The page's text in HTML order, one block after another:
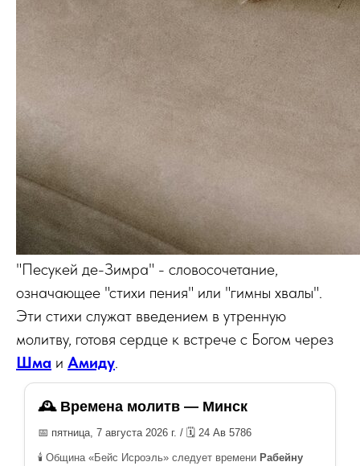
"Песукей де-Зимра" - словосочетание,
означающее "стихи пения" или "гимны хвалы".
Эти стихи служат введением в утренную
молитву, готовя сердце к встрече с Богом через
Шма и Амиду.
🕰️ Времена молитв — Минск
📅 пятница, 7 августа 2026 г. / 🗓️ 24 Ав 5786
🕯️ Община «Бейс Исроэль» следует времени Рабейну